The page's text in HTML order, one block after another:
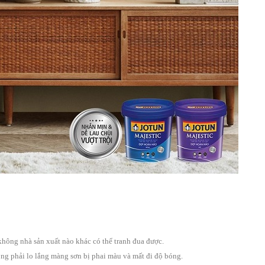
nhà sản xuất nào khác có thể tranh đua được.
phải lo lắng màng sơn bị phai màu và mất đi độ bóng.